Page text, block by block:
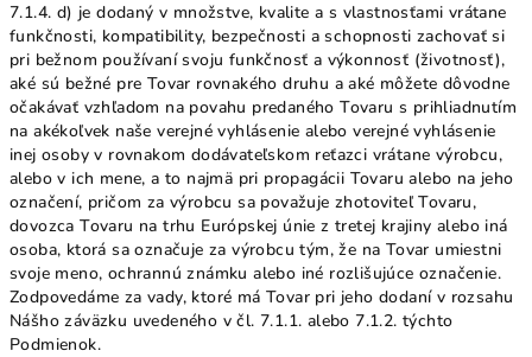
7.1.4. d) je dodaný v množstve, kvalite a s vlastnosťami vrátane
funkčnosti, kompatibility, bezpečnosti a schopnosti zachovať si
pri bežnom používaní svoju funkčnosť a výkonnosť (životnosť),
aké sú bežné pre Tovar rovnakého druhu a aké môžete dôvodne
očakávať vzhľadom na povahu predaného Tovaru s prihliadnutím
na akékoľvek naše verejné vyhlásenie alebo verejné vyhlásenie
inej osoby v rovnakom dodávateľskom reťazci vrátane výrobcu,
alebo v ich mene, a to najmä pri propagácii Tovaru alebo na jeho
označení, pričom za výrobcu sa považuje zhotoviteľ Tovaru,
dovozca Tovaru na trhu Európskej únie z tretej krajiny alebo iná
osoba, ktorá sa označuje za výrobcu tým, že na Tovar umiestni
svoje meno, ochrannú známku alebo iné rozlišujúce označenie.
Zodpovedáme za vady, ktoré má Tovar pri jeho dodaní v rozsahu
Nášho záväzku uvedeného v čl. 7.1.1. alebo 7.1.2. týchto
Podmienok.